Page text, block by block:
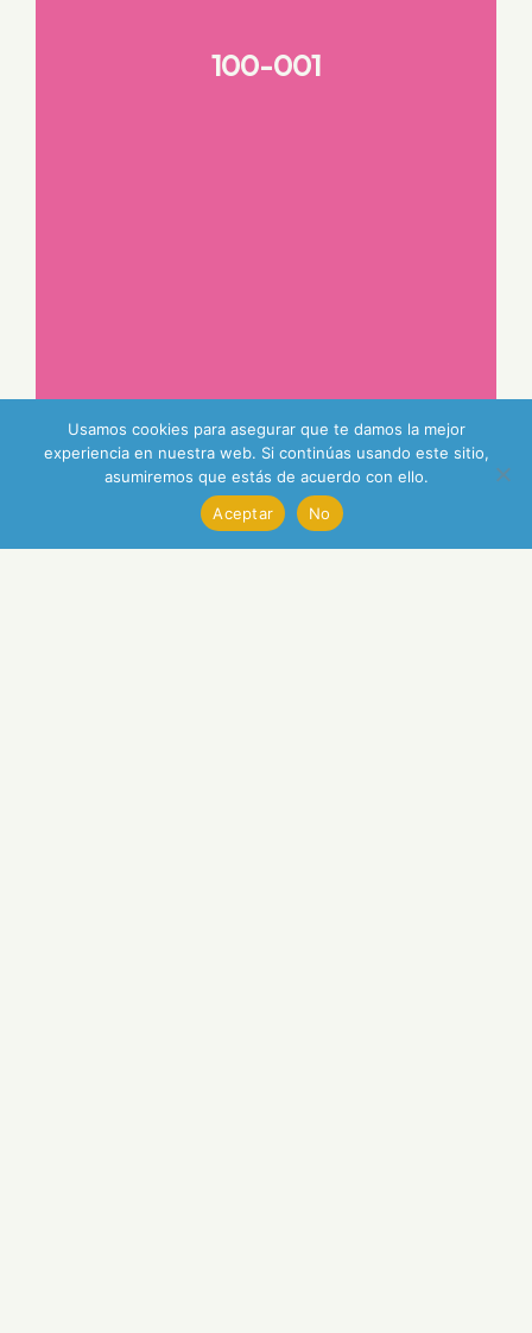
100-001
Usamos cookies para asegurar que te damos la mejor
experiencia en nuestra web. Si continúas usando este sitio,
asumiremos que estás de acuerdo con ello.
Aceptar
No